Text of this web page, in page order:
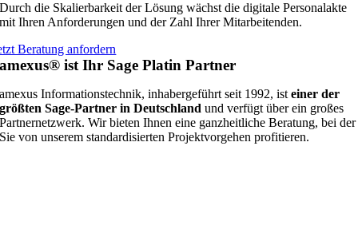
Durch die Skalierbarkeit der Lösung wächst die digitale Personalakte
mit Ihren Anforderungen und der Zahl Ihrer Mitarbeitenden.
Beratung anfordern
amexus® ist Ihr Sage Platin Partner
amexus Informationstechnik, inhabergeführt seit 1992, isteiner der
größten Sage-Partner in Deutschland und verfügt über ein großes
Partnernetzwerk. Wir bieten Ihnen eine ganzheitliche Beratung, bei der
Sie von unserem standardisierten Projektvorgehen profitieren.